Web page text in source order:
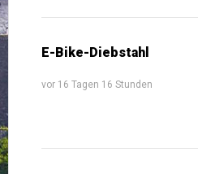
E-Bike-Diebstahl
vor 16 Tagen 16 Stunden